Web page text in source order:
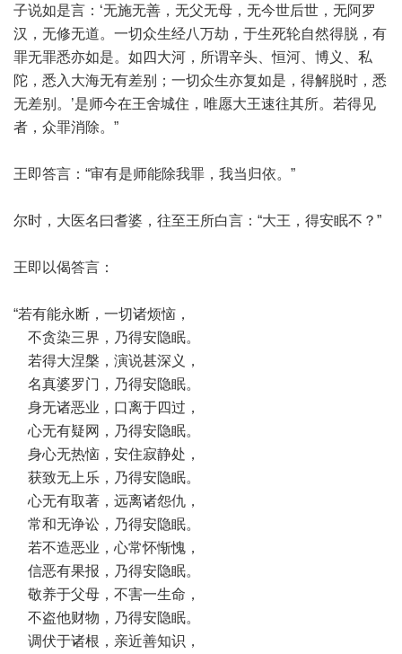
子说如是言：‘无施无善，无父无母，无今世后世，无阿罗
汉，无修无道。一切众生经八万劫，于生死轮自然得脱，有
罪无罪悉亦如是。如四大河，所谓辛头、恒河、博义、私
陀，悉入大海无有差别；一切众生亦复如是，得解脱时，悉
无差别。’是师今在王舍城住，唯愿大王速往其所。若得见
者，众罪消除。”
王即答言：“审有是师能除我罪，我当归依。”
尔时，大医名曰耆婆，往至王所白言：“大王，得安眠不？”
王即以偈答言：
“若有能永断，一切诸烦恼，
不贪染三界，乃得安隐眠。
若得大涅槃，演说甚深义，
名真婆罗门，乃得安隐眠。
身无诸恶业，口离于四过，
心无有疑网，乃得安隐眠。
身心无热恼，安住寂静处，
获致无上乐，乃得安隐眠。
心无有取著，远离诸怨仇，
常和无诤讼，乃得安隐眠。
若不造恶业，心常怀惭愧，
信恶有果报，乃得安隐眠。
敬养于父母，不害一生命，
不盗他财物，乃得安隐眠。
调伏于诸根，亲近善知识，